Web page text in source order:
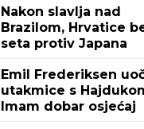
Nakon slavlja nad
Brazilom, Hrvatice
seta protiv Japana
Emil Frederiksen
utakmice s
Imam dobar osjećaj